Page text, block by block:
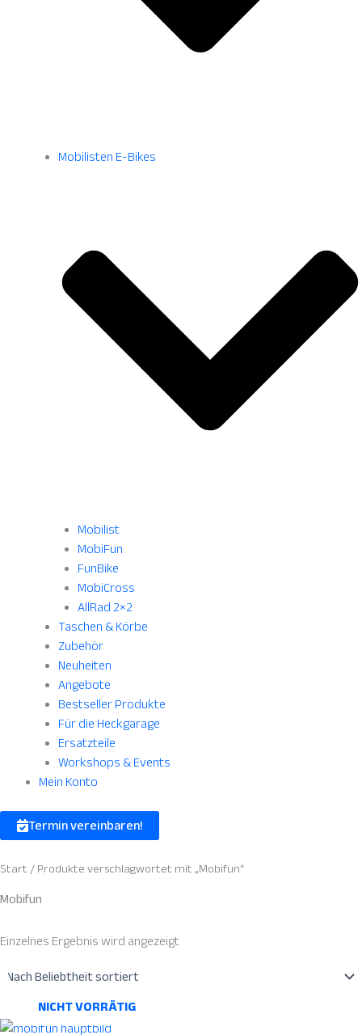
Mobilisten E-Bikes
Mobilist
MobiFun
FunBike
MobiCross
AllRad 2×2
Taschen & Körbe
Zubehör
Neuheiten
Angebote
Bestseller Produkte
Für die Heckgarage
Ersatzteile
Workshops & Events
Mein Konto
Termin vereinbaren!
Start / Produkte verschlagwortet mit „Mobifun“
Mobifun
Einzelnes Ergebnis wird angezeigt
NICHT VORRÄTIG